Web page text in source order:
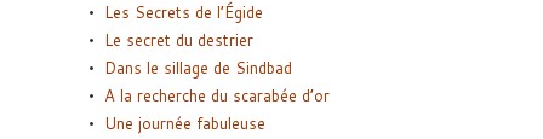
Les Secrets de l’Égide
Le secret du destrier
Dans le sillage de Sindbad
A la recherche du scarabée d’or
Une journée fabuleuse